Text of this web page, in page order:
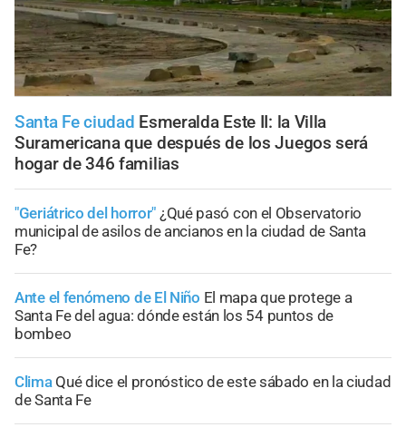
Santa Fe ciudad Esmeralda Este II: la Villa
Suramericana que después de los Juegos será
hogar de 346 familias
"Geriátrico del horror" ¿Qué pasó con el Observatorio
municipal de asilos de ancianos en la ciudad de Santa
Fe?
Ante el fenómeno de El Niño El mapa que protege a
Santa Fe del agua: dónde están los 54 puntos de
bombeo
Clima Qué dice el pronóstico de este sábado en la ciudad
de Santa Fe